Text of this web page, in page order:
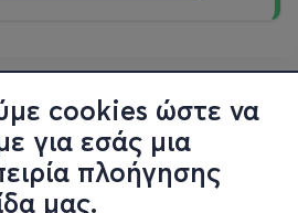
cookies ώστε να
για εσάς μια
πλοήγησης
μας.